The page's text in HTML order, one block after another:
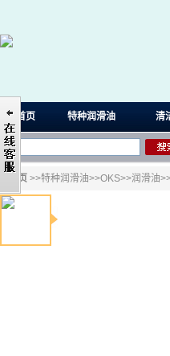
首页 特种润滑油 清
首页 >>特种润滑油>>OKS>>润滑油